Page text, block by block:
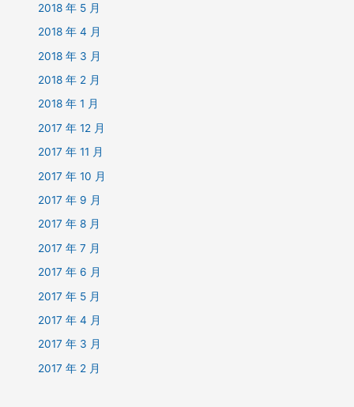
2018 年 5 月
2018 年 4 月
2018 年 3 月
2018 年 2 月
2018 年 1 月
2017 年 12 月
2017 年 11 月
2017 年 10 月
2017 年 9 月
2017 年 8 月
2017 年 7 月
2017 年 6 月
2017 年 5 月
2017 年 4 月
2017 年 3 月
2017 年 2 月